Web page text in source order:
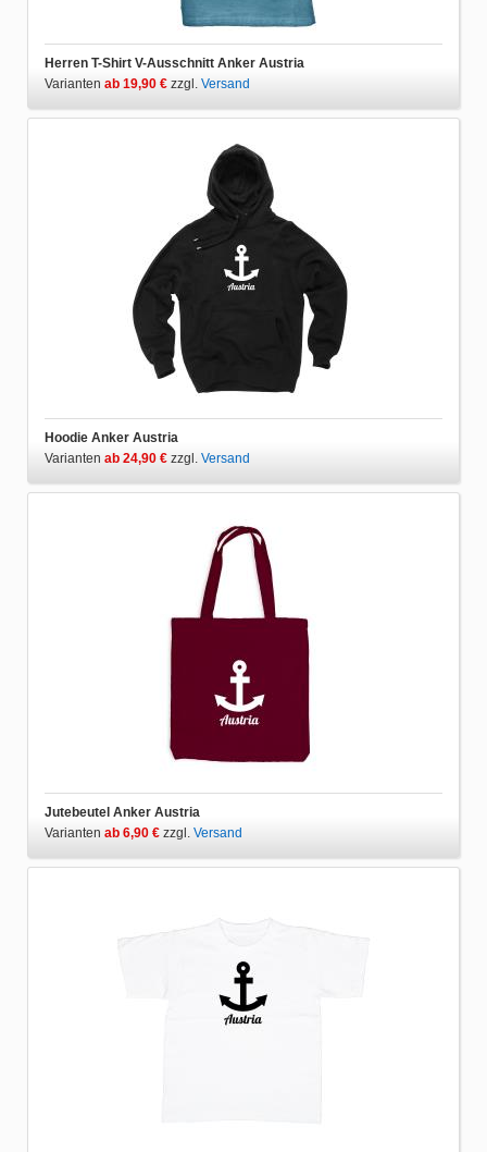
Herren T-Shirt V-Ausschnitt Anker Austria
Varianten ab 19,90 € zzgl. Versand
Hoodie Anker Austria
Varianten ab 24,90 € zzgl. Versand
Jutebeutel Anker Austria
Varianten ab 6,90 € zzgl. Versand